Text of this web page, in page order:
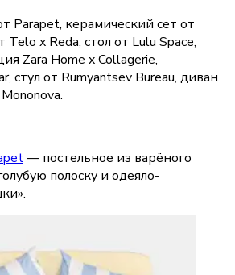
Parapet, керамический сет от
Telo x Reda, стол от Lulu Space,
Zara Home x Collagerie,
стул от Rumyantsev Bureau, диван
— постельное из варёного
полоску и одеяло-